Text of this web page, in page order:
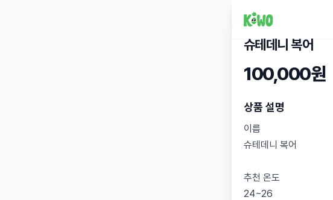
슈테데니 복어
100,000원
상품 설명
이름
슈테데니 복어
추천 온도
24~26